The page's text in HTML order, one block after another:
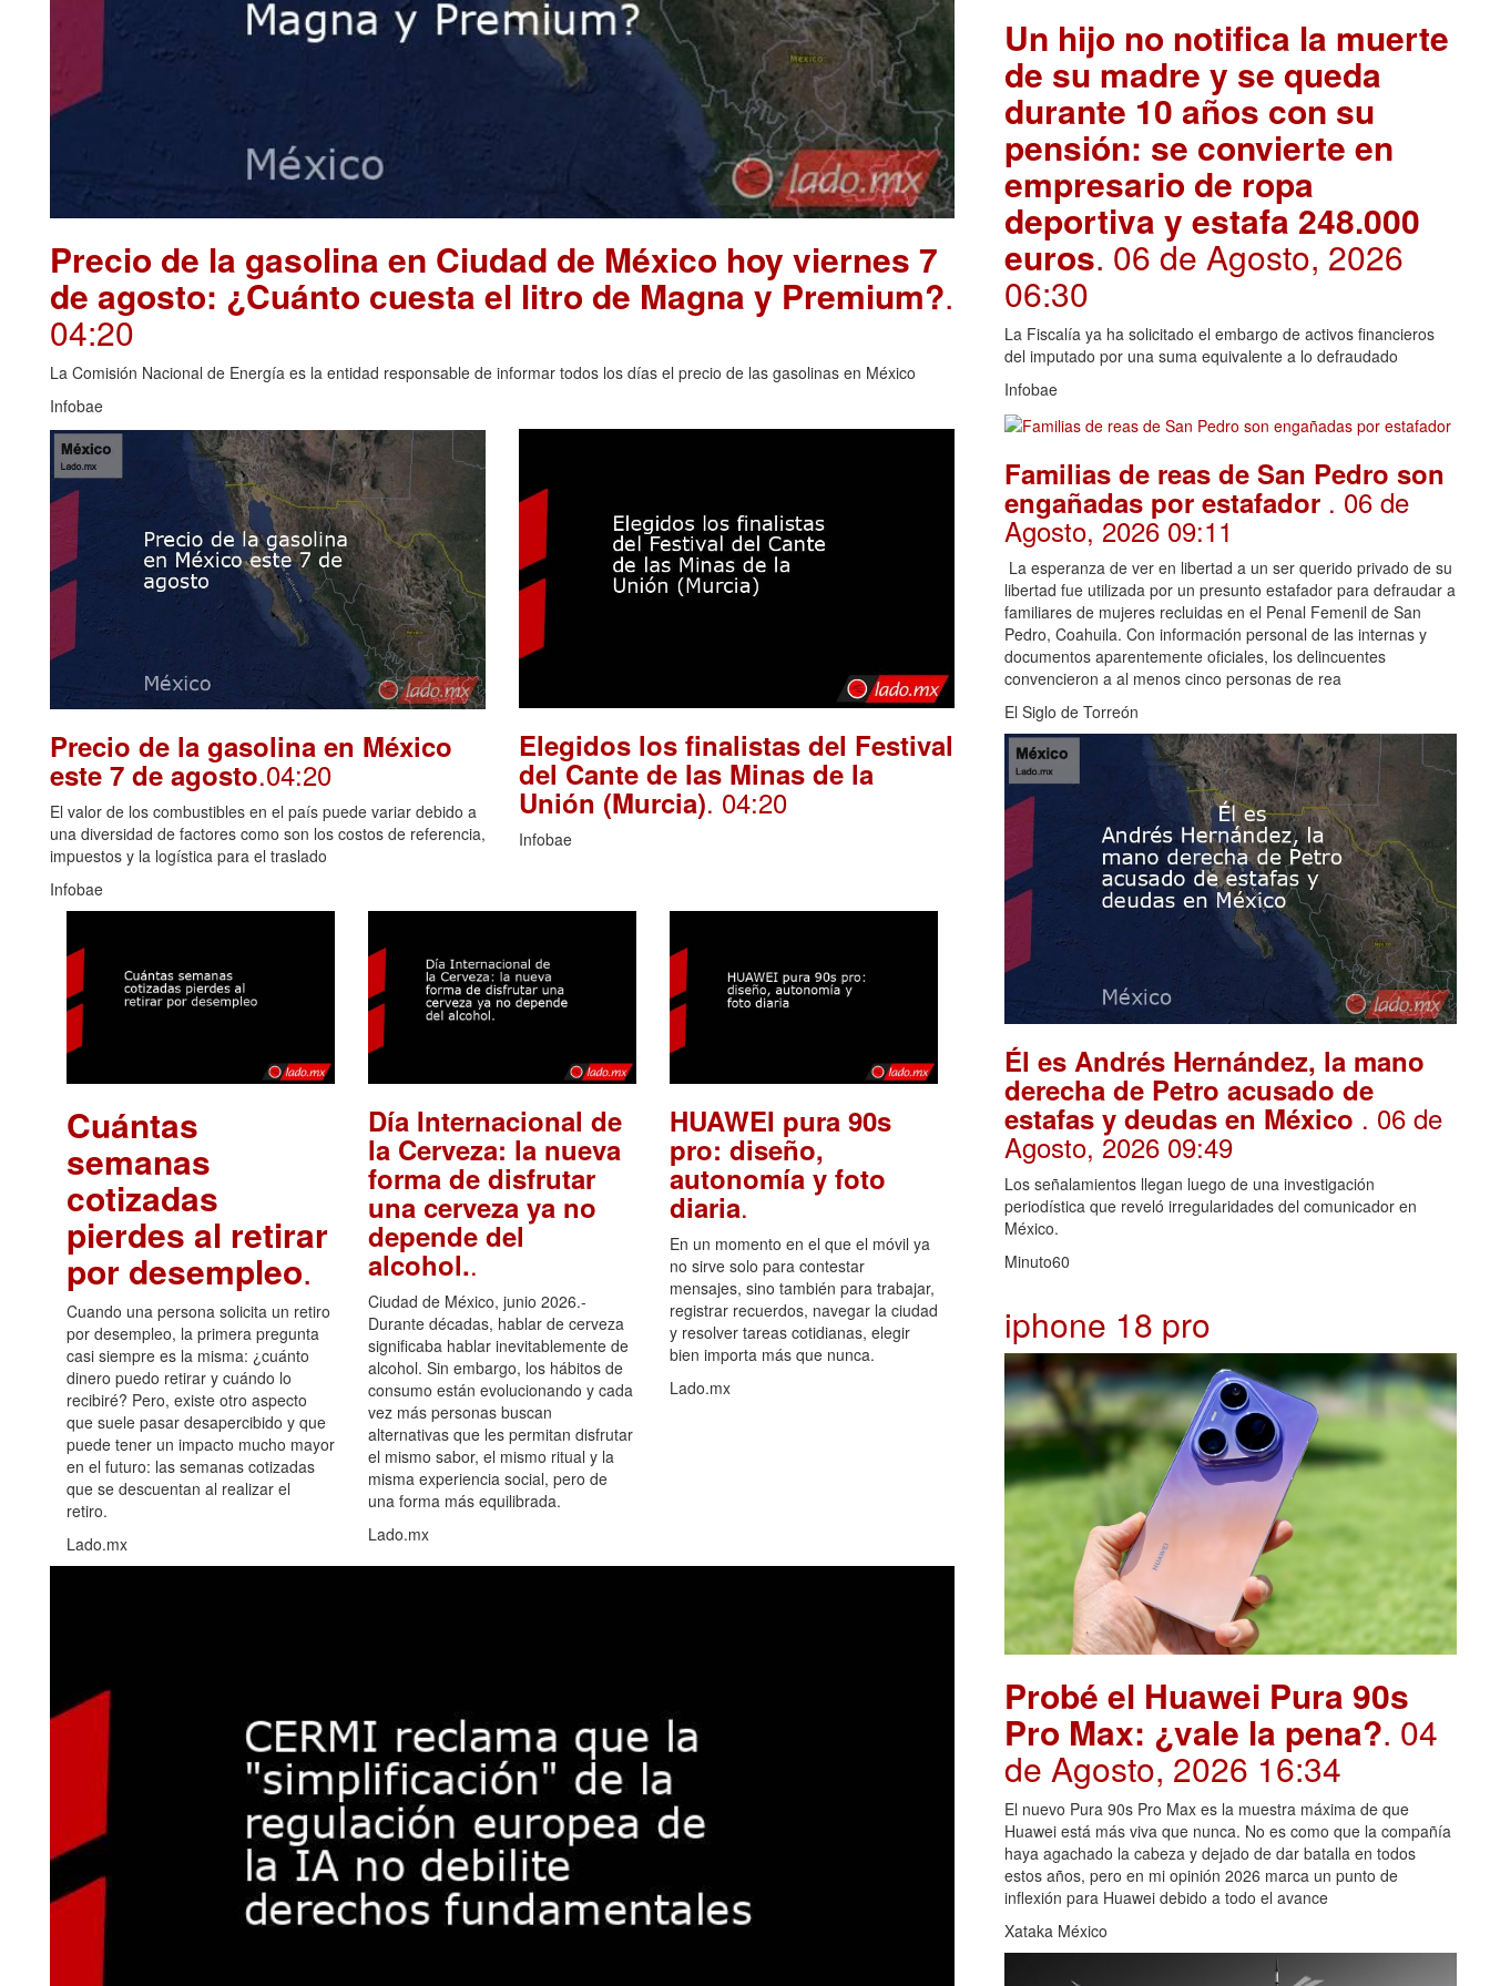
Precio de la gasolina en Ciudad de México hoy viernes 7
de agosto: ¿Cuánto cuesta el litro de Magna y Premium?.
04:20
La Comisión Nacional de Energía es la entidad responsable de informar todos los días el precio de las gasolinas en México
Infobae
Precio de la gasolina en México
este 7 de agosto.04:20
El valor de los combustibles en el país puede variar debido a
una diversidad de factores como son los costos de referencia,
impuestos y la logística para el traslado
Infobae
Elegidos los finalistas del Festival
del Cante de las Minas de la
Unión (Murcia). 04:20
Infobae
Cuántas
semanas
cotizadas
pierdes al retirar
por desempleo.
Cuando una persona solicita un retiro
por desempleo, la primera pregunta
casi siempre es la misma: ¿cuánto
dinero puedo retirar y cuándo lo
recibiré? Pero, existe otro aspecto
que suele pasar desapercibido y que
puede tener un impacto mucho mayor
en el futuro: las semanas cotizadas
que se descuentan al realizar el
retiro.
Lado.mx
Día Internacional de
la Cerveza: la nueva
forma de disfrutar
una cerveza ya no
depende del
alcohol..
Ciudad de México, junio 2026.-
Durante décadas, hablar de cerveza
significaba hablar inevitablemente de
alcohol. Sin embargo, los hábitos de
consumo están evolucionando y cada
vez más personas buscan
alternativas que les permitan disfrutar
el mismo sabor, el mismo ritual y la
misma experiencia social, pero de
una forma más equilibrada.
Lado.mx
HUAWEI pura 90s
pro: diseño,
autonomía y foto
diaria.
En un momento en el que el móvil ya
no sirve solo para contestar
mensajes, sino también para trabajar,
registrar recuerdos, navegar la ciudad
y resolver tareas cotidianas, elegir
bien importa más que nunca.
Lado.mx
Un hijo no notifica la muerte
de su madre y se queda
durante 10 años con su
pensión: se convierte en
empresario de ropa
deportiva y estafa 248.000
euros. 06 de Agosto, 2026
06:30
La Fiscalía ya ha solicitado el embargo de activos financieros
del imputado por una suma equivalente a lo defraudado
Infobae
Familias de reas de San Pedro son
engañadas por estafador . 06 de
Agosto, 2026 09:11
La esperanza de ver en libertad a un ser querido privado de su
libertad fue utilizada por un presunto estafador para defraudar a
familiares de mujeres recluidas en el Penal Femenil de San
Pedro, Coahuila. Con información personal de las internas y
documentos aparentemente oficiales, los delincuentes
convencieron a al menos cinco personas de rea
El Siglo de Torreón
Él es Andrés Hernández, la mano
derecha de Petro acusado de
estafas y deudas en México . 06 de
Agosto, 2026 09:49
Los señalamientos llegan luego de una investigación
periodística que reveló irregularidades del comunicador en
México.
Minuto60
iphone 18 pro
Probé el Huawei Pura 90s
Pro Max: ¿vale la pena?. 04
de Agosto, 2026 16:34
El nuevo Pura 90s Pro Max es la muestra máxima de que
Huawei está más viva que nunca. No es como que la compañía
haya agachado la cabeza y dejado de dar batalla en todos
estos años, pero en mi opinión 2026 marca un punto de
inflexión para Huawei debido a todo el avance
Xataka México